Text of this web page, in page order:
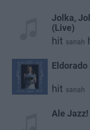
Jolka,
(Live)
hit sanah
Eldorado
hit sanah
Ale Jazz!